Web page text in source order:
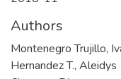
Authors
Montenegro Trujillo,
Hernandez T., Aleidys